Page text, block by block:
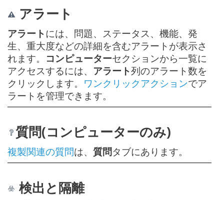
アラート
アラートには、問題、ステータス、機能、発
生、重大度などの詳細を含むアラートが表示さ
れます。 コンピューターセクションから一覧に
アクセスするには、 アラート列のアラート数を
クリックします。 ワンクリックアクションでア
ラートを管理できます。
質問(コンピューターのみ)
複製関連の質問は、 質問タブにあります。
検出と隔離